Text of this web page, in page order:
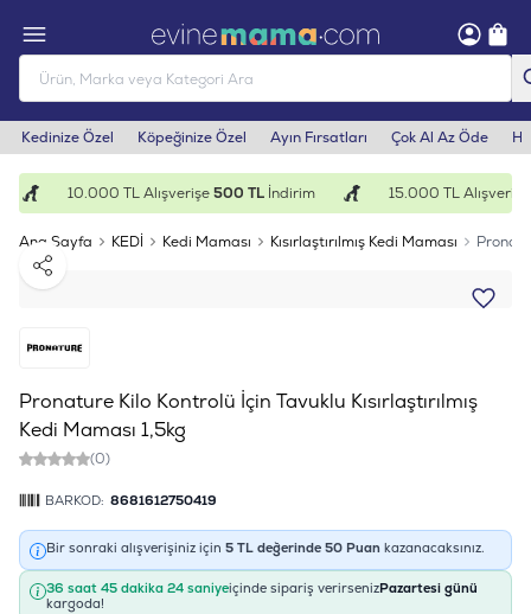
Kedinize Özel Köpeğinize Özel Ayın Fırsatları Çok Al Az Öde
10.000 TL Alışverişe500 TLİndirim 15.000 TL Alışverişe
Ana Sayfa KEDİ Kedi Maması Kısırlaştırılmış Kedi Maması
Paylaş
Pronature Kilo Kontrolü İçin Tavuklu Kısırlaştırılmış
Kedi Maması 1,5kg
(0)
BARKOD: 8681612750419
Bir sonraki alışverişiniz için 5 TL değerinde 50 Puan kazanacaksınız.
36 saat 45 dakika 24 saniyeiçinde sipariş verirsenizPazartesi günü
kargoda!